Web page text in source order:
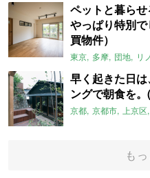
ペットと暮らせ
やっぱり特別
買物件）
東京 多摩 団地 リ
早く起きた日
ングで朝食を
京都 京都市 上京区
も